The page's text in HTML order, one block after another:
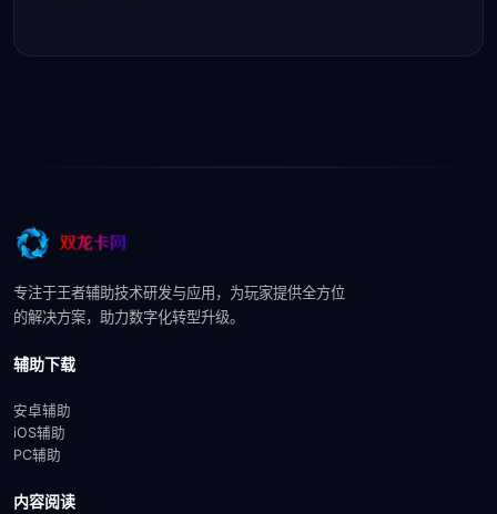
专注于王者辅助技术研发与应用，为玩家提供全方位
的解决方案，助力数字化转型升级。
辅助下载
安卓辅助
iOS辅助
PC辅助
内容阅读